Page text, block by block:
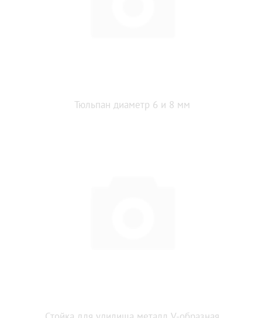
Тюльпан диаметр 6 и 8 мм